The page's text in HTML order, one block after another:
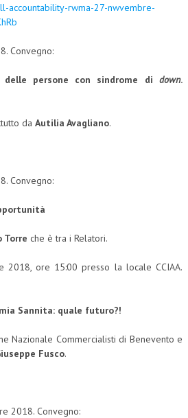
AL 2022)
accountability-rwma-27-nwvembre-
Convegno:
delle persone con sindrome di down.
da Autilia Avagliano.
Convegno:
Torre che è tra i Relatori.
2018, ore 15:00 presso la locale CCIAA.
Sannita: quale futuro?!
Nazionale Commercialisti di Benevento e
Fusco.
2018. Convegno: